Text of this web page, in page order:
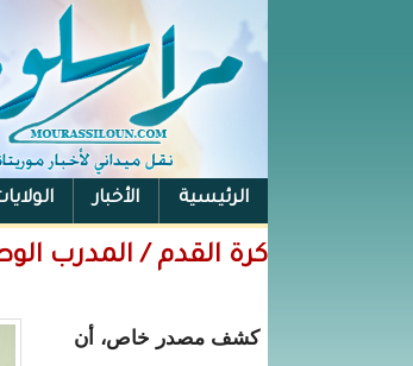
الرئيسية الأخبار
الفيس بوك
كرة القدم / المدرب الوطني يستدعي
كشف مصدر خاص، أن